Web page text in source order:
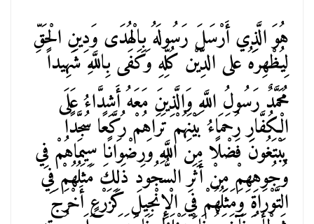
هُوَ الَّذِي أَرْسَلَ رَسُولَهُ بِالْهُدَى وَدِينِ الْحَقِّ
لِيُظْهِرَهُ على الدِّيْن كُلِّهِ وَكَفَى بِاللَّهِ شَهِيداً
مُحَمَّدٌ رَسُولُ اللَّهِ وَالَّذِينَ مَعَهُ أَشِدَّاءُ عَلَى
الْكُفَّارِ رُحَمَاءُ بَيْنَهُمْ تَرَاهُمْ رُكَّعًا سُجَّدًا
يَبْتَغُونَ فَضْلًا مِنَ اللَّهِ وَرِضْوَانًا سِيمَاهُمْ فِي
وُجُوهِهِمْ مِنْ أَثَرِ السُّجُودِ ذَلِكَ مَثَلُهُمْ فِي
التَّوْرَاةِ وَمَثَلُهُمْ فِي الْإِنْجِيلِ كَزَرْعٍ أَخْرَجَ